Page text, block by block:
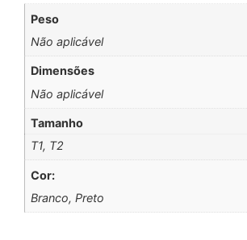
Peso
Não aplicável
Dimensões
Não aplicável
Tamanho
T1, T2
Cor:
Branco, Preto